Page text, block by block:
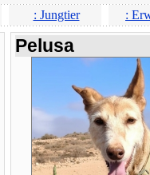
: Jungtier :
Pelusa